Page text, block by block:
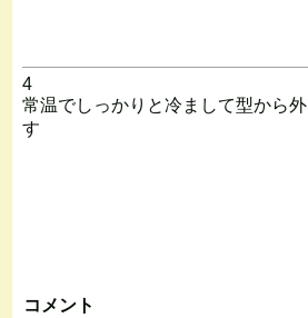
4
常温でしっかりと冷まして型から外
す
コメント